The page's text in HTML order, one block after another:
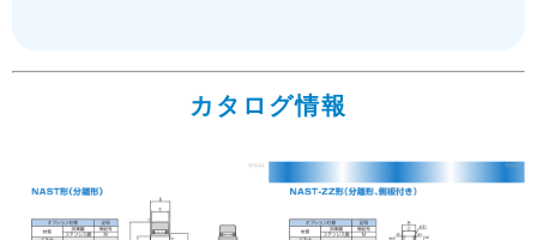
カタログ情報